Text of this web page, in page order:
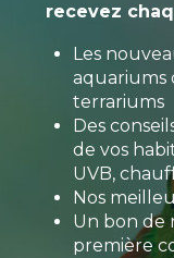
recevez
Les
aquariums
terrariums
Des
de vos
UVB,
Nos
Un bon de
première